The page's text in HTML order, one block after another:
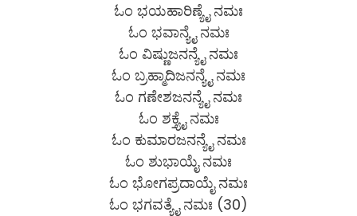
ಓಂ ಭಯಹಾರಿಣ್ಯೈ ನಮಃ
ಓಂ ಭವಾನ್ಯೈ ನಮಃ
ಓಂ ವಿಷ್ಣುಜನನ್ಯೈ ನಮಃ
ಓಂ ಬ್ರಹ್ಮಾದಿಜನನ್ಯೈ ನಮಃ
ಓಂ ಗಣೇಶಜನನ್ಯೈ ನಮಃ
ಓಂ ಶಕ್ತ್ಯೈ ನಮಃ
ಓಂ ಕುಮಾರಜನನ್ಯೈ ನಮಃ
ಓಂ ಶುಭಾಯೈ ನಮಃ
ಓಂ ಭೋಗಪ್ರದಾಯೈ ನಮಃ
ಓಂ ಭಗವತ್ಯೈ ನಮಃ (30)